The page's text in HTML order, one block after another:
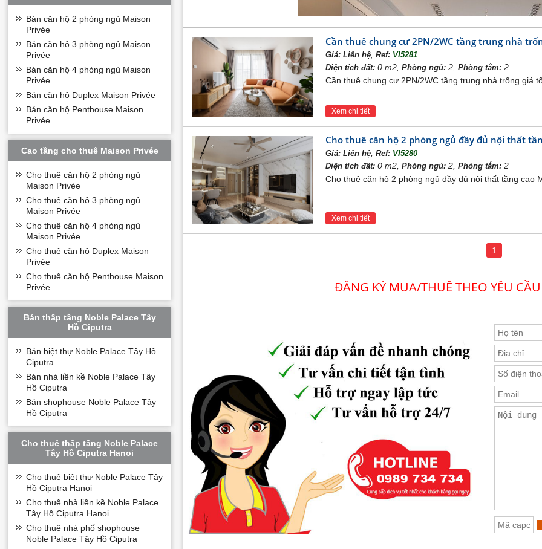
Không phải ngẫu nhiên mà dòng sản phẩm 2 phòng ngủ luôn được đánh giá là loại hình
Một trong những giá trị nổi bật củacho thuê căn hộ 2 phòng ngủ Maison Privée là khả
Từ dự án, cư dân có thể thuận tiện di chuyển tới:
Hồ Tây
Lotte Mall Tây Hồ
Khu Ngoại giao đoàn
Trung tâm Ba Đình
Cầu Nhật Tân
Sân bay Nội Bài
Đặc biệt, việc nằm trong khu đô thị Ciputra giúp cư dân được hưởng lợi từ hệ thống hạ
bậc nhất khu vực phía Tây Bắc thủ đô.
Thiết kế căn hộ 2 phòng ngủ Maison Privée đề cao trải nghiệm sống
Khác với nhiều dự án thông thường chỉ chú trọng diện tích,cho thuê căn hộ 2 phòng ngủ
giữa công năng và cảm xúc.
Những ưu điểm được kỳ vọng gồm:
Không gian sinh hoạt liên thông rộng mở
Cửa kính lớn đón ánh sáng tự nhiên
Ban công thoáng rộng
Cần thuê chung cư 2PN/2WC tầng trung nhà
Giá: Liên hệ, Ref: VI5281
Diện tích đất:0 m2, Phòng ngủ:2, Phòng tắm:2
Cần thuê chung cư 2PN/2WC tầng trung nhà trống giá
Xem chi tiết
Cho thuê căn hộ 2 phòng ngủ đầy đủ nội thất
Giá: Liên hệ, Ref: VI5280
Diện tích đất:0 m2, Phòng ngủ:2, Phòng tắm:2
Cho thuê căn hộ 2 phòng ngủ đầy đủ nội thất tầng cao
Xem chi tiết
1
ĐĂNG KÝ MUA/THUÊ THEO YÊU
Bán căn hộ 2 phòng ngủ Maison
Privée
Bán căn hộ 3 phòng ngủ Maison
Privée
Bán căn hộ 4 phòng ngủ Maison
Privée
Bán căn hộ Duplex Maison Privée
Bán căn hộ Penthouse Maison
Privée
Cao tầng cho thuê Maison Privée
Cho thuê căn hộ 2 phòng ngủ
Maison Privée
Cho thuê căn hộ 3 phòng ngủ
Maison Privée
Cho thuê căn hộ 4 phòng ngủ
Maison Privée
Cho thuê căn hộ Duplex Maison
Privée
Cho thuê căn hộ Penthouse Maison
Privée
Bán thấp tầng Noble Palace Tây
Hồ Ciputra
Bán biệt thự Noble Palace Tây Hồ
Ciputra
Bán nhà liền kề Noble Palace Tây
Hồ Ciputra
Bán shophouse Noble Palace Tây
Hồ Ciputra
Cho thuê thấp tầng Noble Palace
Tây Hồ Ciputra Hanoi
Cho thuê biệt thự Noble Palace Tây
Hồ Ciputra Hanoi
Cho thuê nhà liền kề Noble Palace
Tây Hồ Ciputra Hanoi
Cho thuê nhà phố shophouse
Noble Palace Tây Hồ Ciputra